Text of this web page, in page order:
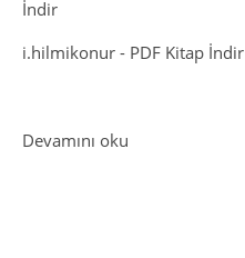
İndir
i.hilmikonur - PDF Kitap İndir
Devamını oku